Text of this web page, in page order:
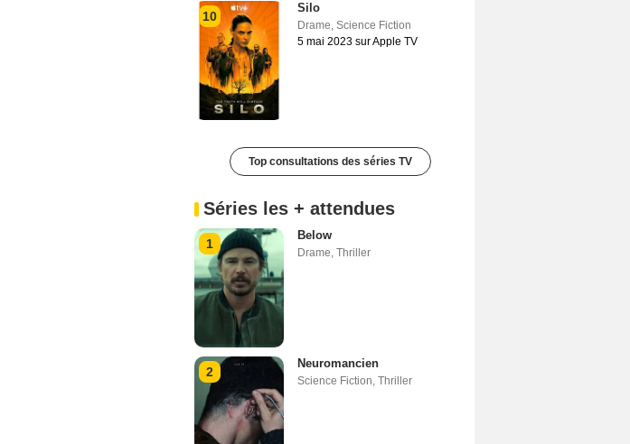
10
Silo
Drame, Science Fiction
5 mai 2023 sur Apple TV
Top consultations des séries TV
Séries les + attendues
1
Below
Drame, Thriller
2
Neuromancien
Science Fiction, Thriller